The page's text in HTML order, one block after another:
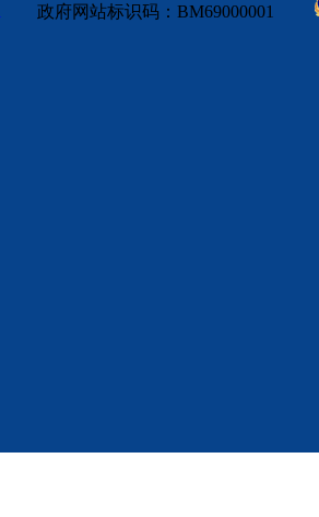
政府网站标识码：BM69000001